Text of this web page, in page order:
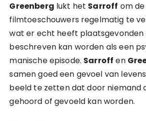
Greenberg lukt het Sarroff om de
filmtoeschouwers regelmatig te
wat er echt heeft
beschreven kan worden als een
manische episode. Sarroff en
samen goed een gevoel van
beeld te zetten dat door niemand
gehoord of gevoeld kan worden.